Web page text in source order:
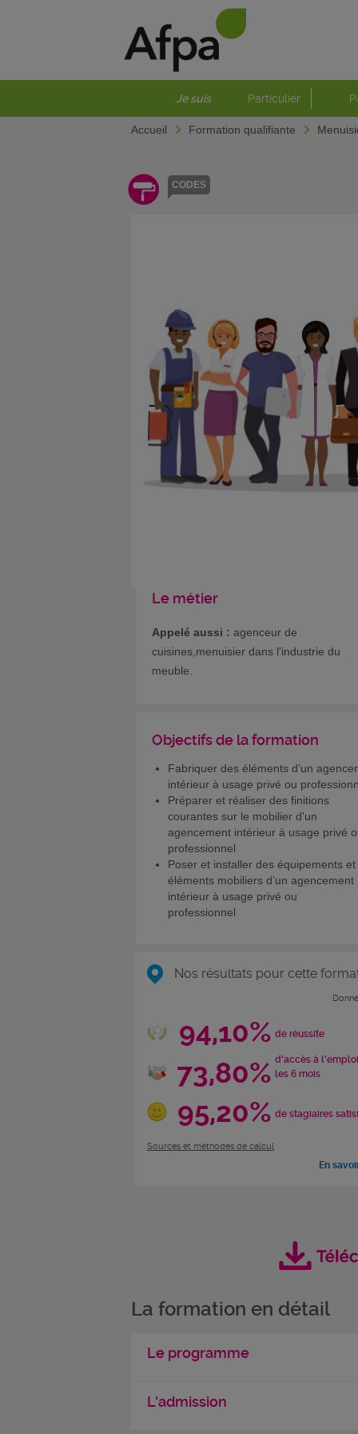
Je suis Particulier
Accueil Formation qualifiante
CODES
Le métier
Appelé aussi : agenceur de
cuisines,menuisier dans l'industrie du
meuble.
Objectifs de la formation
Fabriquer des éléments d’un
intérieur à usage privé ou
Préparer et réaliser des finitions
courantes sur le mobilier d'un
agencement intérieur à usage privé
professionnel
Poser et installer des équipements et
éléments mobiliers d’un agencement
intérieur à usage privé ou
professionnel
Nos résultats pour cette
94,10% de réussite
73,80% d'accès à
les 6 mois
95,20% de stagiaires
Sources et méthodes de calcul
En
La formation en détail
Le programme
L'admission